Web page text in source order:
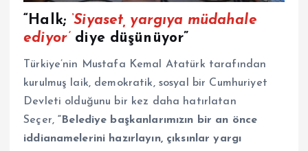
“Halk; ‘Siyaset, yargıya müdahale
ediyor’ diye düşünüyor”
Türkiye’nin Mustafa Kemal Atatürk tarafından
kurulmuş laik, demokratik, sosyal bir Cumhuriyet
Devleti olduğunu bir kez daha hatırlatan
Seçer,“Belediye başkanlarımızın bir an önce
iddianamelerini hazırlayın, çıksınlar yargı